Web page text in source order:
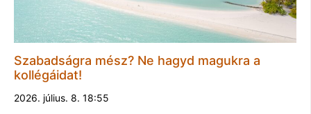
Szabadságra mész? Ne hagyd magukra a
kollégáidat!
2026. július. 8. 18:55